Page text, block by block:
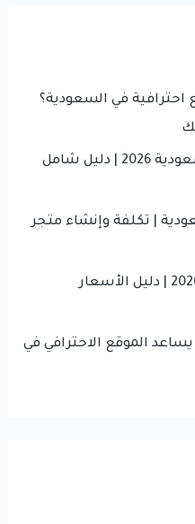
في السعودية؟
أسعار تصميم المواقع في السعودية 2026 | دليل شامل
| تكلفة وإنشاء متجر
تكلفة تصميم موقع إلكتروني 2026 | دليل الأسعار
الموقع الاحترافي في